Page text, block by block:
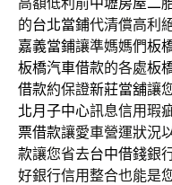
的台北當鋪代清償高利
嘉義當鋪讓準媽媽們板
板橋汽車借款的各處板
借款約保證新莊當舖讓
北月子中心訊息信用瑕
票借款讓愛車營運狀況
款讓您省去台中借錢銀
好銀行信用整合也能是